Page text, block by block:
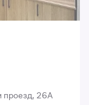
проезд, 26А